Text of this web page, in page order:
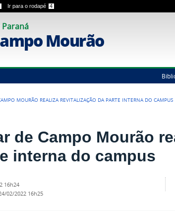
Ir para o rodapé 4
Mourão
MOURÃO REALIZA REVITALIZAÇÃO DA PARTE INTERNA DO CAMPUS
de Campo Mourão
interna do campus
16h24
02/2022 16h25